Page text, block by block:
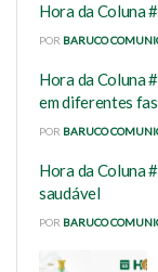
Hora da Coluna
POR BARUCO
Hora da Coluna
em diferentes
POR BARUCO
Hora da Coluna
saudável
POR BARUCO